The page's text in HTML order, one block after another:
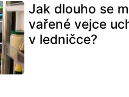
Jak dlouho se
vařené vejce
v ledničce?